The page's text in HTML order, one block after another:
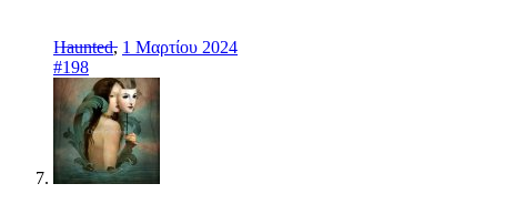
H̶a̶u̶n̶t̶e̶d̶, 1 Μαρτίου 2024
#198